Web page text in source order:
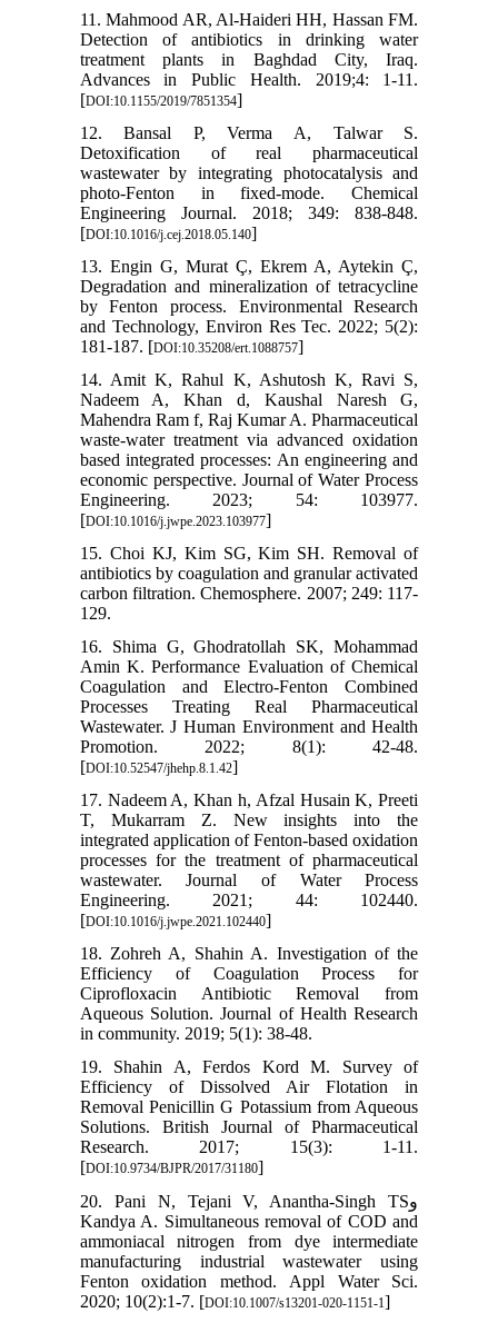
11. Mahmood AR, Al-Haideri HH, Hassan FM.
Detection of antibiotics in drinking water
treatment plants in Baghdad City, Iraq.
Advances in Public Health. 2019;4: 1-11.
[DOI:10.1155/2019/7851354]
12. Bansal P, Verma A, Talwar S.
Detoxification of real pharmaceutical
wastewater by integrating photocatalysis and
photo-Fenton in fixed-mode. Chemical
Engineering Journal. 2018; 349: 838-848.
[DOI:10.1016/j.cej.2018.05.140]
13. Engin G, Murat Ç, Ekrem A, Aytekin Ç,
Degradation and mineralization of tetracycline
by Fenton process. Environmental Research
and Technology, Environ Res Tec. 2022; 5(2):
181-187. [DOI:10.35208/ert.1088757]
14. Amit K, Rahul K, Ashutosh K, Ravi S,
Nadeem A, Khan d, Kaushal Naresh G,
Mahendra Ram f, Raj Kumar A. Pharmaceutical
waste-water treatment via advanced oxidation
based integrated processes: An engineering and
economic perspective. Journal of Water Process
Engineering. 2023; 54: 103977.
[DOI:10.1016/j.jwpe.2023.103977]
15. Choi KJ, Kim SG, Kim SH. Removal of
antibiotics by coagulation and granular activated
carbon filtration. Chemosphere. 2007; 249: 117-
129.
16. Shima G, Ghodratollah SK, Mohammad
Amin K. Performance Evaluation of Chemical
Coagulation and Electro-Fenton Combined
Processes Treating Real Pharmaceutical
Wastewater. J Human Environment and Health
Promotion. 2022; 8(1): 42-48.
[DOI:10.52547/jhehp.8.1.42]
17. Nadeem A, Khan h, Afzal Husain K, Preeti
T, Mukarram Z. New insights into the
integrated application of Fenton-based oxidation
processes for the treatment of pharmaceutical
wastewater. Journal of Water Process
Engineering. 2021; 44: 102440.
[DOI:10.1016/j.jwpe.2021.102440]
18. Zohreh A, Shahin A. Investigation of the
Efficiency of Coagulation Process for
Ciprofloxacin Antibiotic Removal from
Aqueous Solution. Journal of Health Research
in community. 2019; 5(1): 38-48.
19. Shahin A, Ferdos Kord M. Survey of
Efficiency of Dissolved Air Flotation in
Removal Penicillin G Potassium from Aqueous
Solutions. British Journal of Pharmaceutical
Research. 2017; 15(3): 1-11.
[DOI:10.9734/BJPR/2017/31180]
20. Pani N, Tejani V, Anantha-Singh TSو
Kandya A. Simultaneous removal of COD and
ammoniacal nitrogen from dye intermediate
manufacturing industrial wastewater using
Fenton oxidation method. Appl Water Sci.
2020; 10(2):1-7. [DOI:10.1007/s13201-020-1151-1]